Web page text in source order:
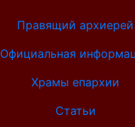
Правящий архиерей
Официальная
Храмы епархии
Статьи